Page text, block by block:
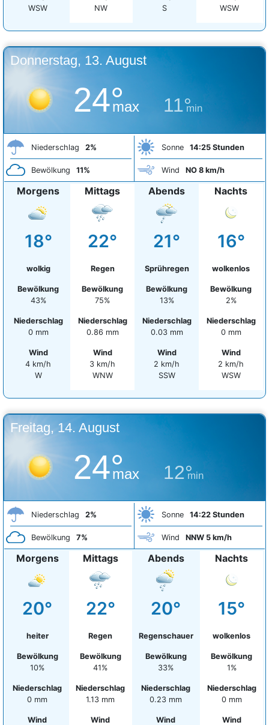
WSW
NW
S
WSW
Donnerstag, 13. August
24°
max 11°
min
Niederschlag 2%
Bewölkung 11%
Sonne 14:25 Stunden
Wind NO 8 km/h
Morgens
18°
wolkig
Bewölkung
43%
Niederschlag
0 mm
Wind
4 km/h
W
Mittags
22°
Regen
Bewölkung
75%
Niederschlag
0.86 mm
Wind
3 km/h
WNW
Abends
21°
Sprühregen
Bewölkung
13%
Niederschlag
0.03 mm
Wind
2 km/h
SSW
Nachts
16°
wolkenlos
Bewölkung
2%
Niederschlag
0 mm
Wind
2 km/h
WSW
Freitag, 14. August
24°
max 12°
min
Niederschlag 2%
Bewölkung 7%
Sonne 14:22 Stunden
Wind NNW 5 km/h
Morgens
20°
heiter
Bewölkung
10%
Niederschlag
0 mm
Wind
Mittags
22°
Regen
Bewölkung
41%
Niederschlag
1.13 mm
Wind
Abends
20°
Regenschauer
Bewölkung
33%
Niederschlag
0.23 mm
Wind
Nachts
15°
wolkenlos
Bewölkung
1%
Niederschlag
0 mm
Wind